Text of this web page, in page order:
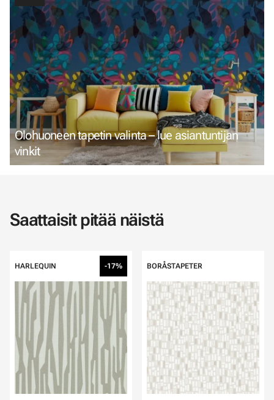
Olohuoneen tapetin valinta – lue asiantuntijan
vinkit
Saattaisit pitää näistä
HARLEQUIN -17% BORÅSTAPETER